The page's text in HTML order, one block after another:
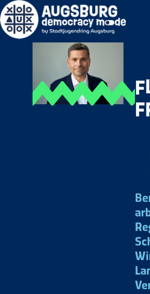
Skip
to
content